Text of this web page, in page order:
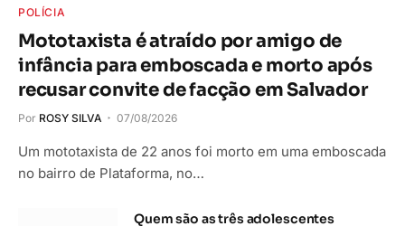
POLÍCIA
Mototaxista é atraído por amigo de
infância para emboscada e morto após
recusar convite de facção em Salvador
Por ROSY SILVA 07/08/2026
Um mototaxista de 22 anos foi morto em uma emboscada
no bairro de Plataforma, no…
Quem são as três adolescentes